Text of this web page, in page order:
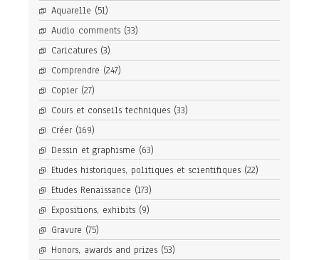
Aquarelle (51)
Audio comments (33)
Caricatures (3)
Comprendre (247)
Copier (27)
Cours et conseils techniques (33)
Créer (169)
Dessin et graphisme (63)
Etudes historiques, politiques et scientifiques (22)
Etudes Renaissance (173)
Expositions, exhibits (9)
Gravure (75)
Honors, awards and prizes (53)